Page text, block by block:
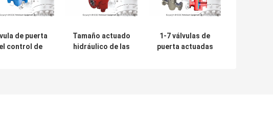
de puerta
control de
Tamaño actuado
hidráulico de las
1-7 válvulas de
puerta actuadas